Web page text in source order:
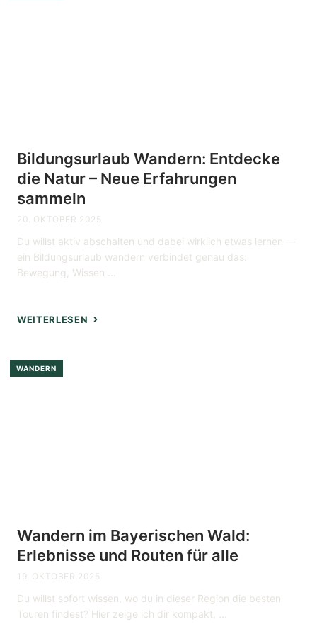
Bildungsurlaub Wandern: Entdecke
die Natur – Neue Erfahrungen
sammeln
20. OKTOBER 2025
Du willst aktiv abschalten und dabei wirklich etwas lernen —
ein Bildungsurlaub wandern verbindet genau das:
Bewegung, Wissen ...
WEITERLESEN
WANDERN
Wandern im Bayerischen Wald:
Erlebnisse und Routen für alle
19. OKTOBER 2025
Du willst sofort wissen, wo du in dieser Region die besten
Touren findest? Hier zeige ich dir kompakt, ...